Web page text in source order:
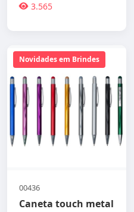
3.565
Novidades em Brindes
00436
Caneta touch metal